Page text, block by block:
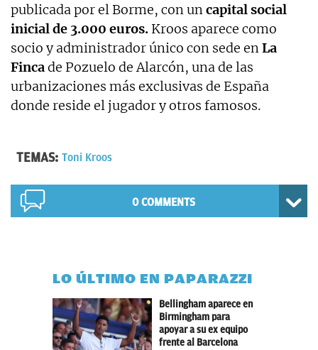
publicada por el Borme, con uncapital social
inicial de 3.000 euros. Kroos aparece como
socio y administrador único con sede enLa
Fincade Pozuelo de Alarcón, una de las
urbanizaciones más exclusivas de España
donde reside el jugador y otros famosos.
TEMAS: Toni Kroos
0 COMMENTS
LO ÚLTIMO EN PAPARAZZI
Bellingham aparece en
Birmingham para
apoyar a su ex equipo
frente al Barcelona